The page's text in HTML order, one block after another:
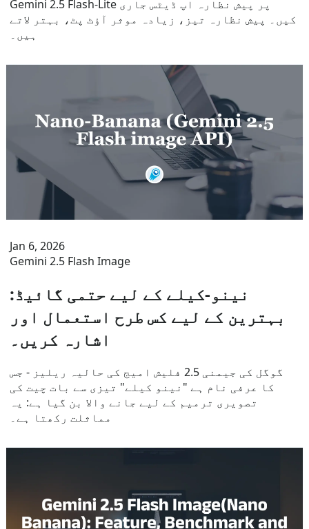
Gemini 2.5 Flash-Lite پر پیش نظارہ اپ ڈیٹس جاری
کیں۔ پیش نظارہ تیز، زیادہ موثر آؤٹ پٹ، بہتر لاتے
ہیں۔
Jan 6, 2026
Gemini 2.5 Flash Image
نینو-کیلے کے لیے حتمی گائیڈ:
بہترین کے لیے کس طرح استعمال اور
اشارہ کریں۔
گوگل کی جیمنی 2.5 فلیش امیج کی حالیہ ریلیز - جس
کا عرفی نام ہے "نینو کیلے" تیزی سے بات چیت کی
تصویری ترمیم کے لیے جانے والا بن گیا ہے: یہ
مماثلت رکھتا ہے۔